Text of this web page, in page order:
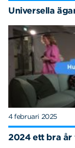
Universella
4 februari 2025
2024 ett bra år